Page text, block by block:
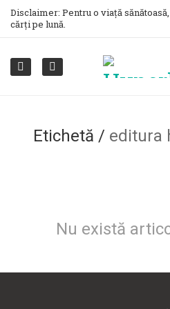
Disclaimer: Pentru o viață
cărți pe lună.
Etichetă / editura
Nu există